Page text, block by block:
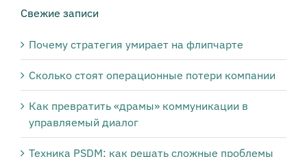
тематики:
Свежие записи
Почему стратегия умирает на флипчарте
Сколько стоят операционные потери компании
Как превратить «драмы» коммуникации в
управляемый диалог
Техника PSDM: как решать сложные проблемы